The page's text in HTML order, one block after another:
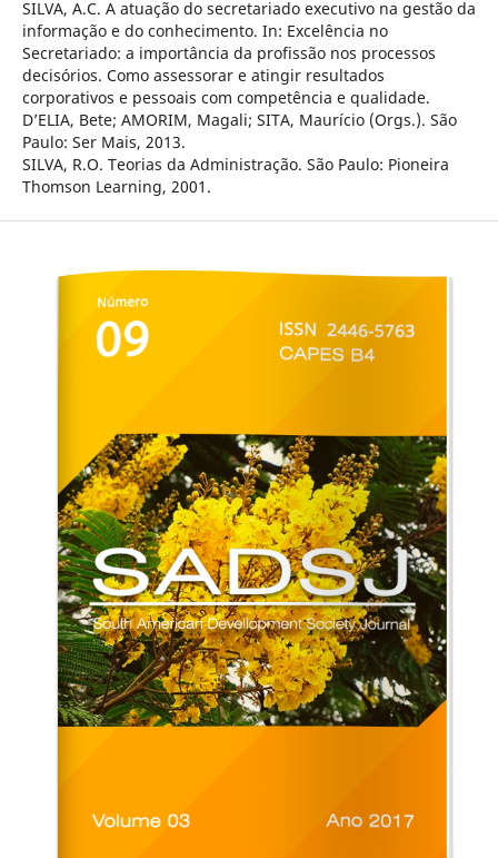
SILVA, A.C. A atuação do secretariado executivo na gestão da
informação e do conhecimento. In: Excelência no
Secretariado: a importância da profissão nos processos
decisórios. Como assessorar e atingir resultados
corporativos e pessoais com competência e qualidade.
D’ELIA, Bete; AMORIM, Magali; SITA, Maurício (Orgs.). São
Paulo: Ser Mais, 2013.
SILVA, R.O. Teorias da Administração. São Paulo: Pioneira
Thomson Learning, 2001.